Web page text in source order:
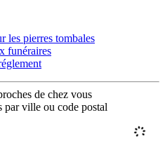
les pierres tombales
funéraires
de chez vous
par ville ou code postal